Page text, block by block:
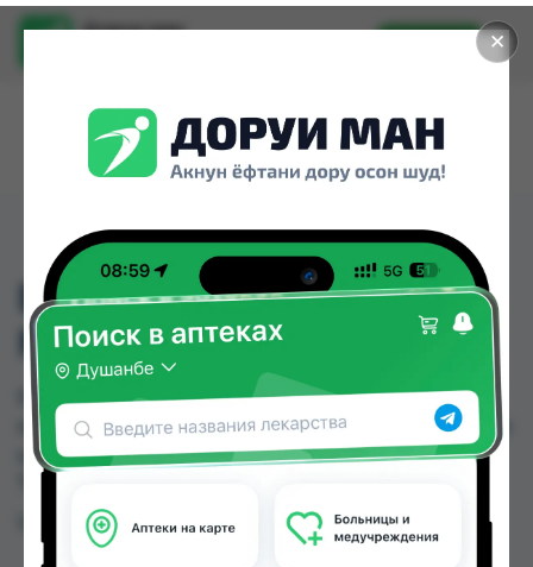
✕
Доруи ман
Установить
EVISSA МЫЛО РОЗА
№4
EVISSA МЫЛО РОЗА №4 можно купить или
заказать в аптеках, Ибн Хайян (Масрур-фарм) по
цене от 6.00 TJS в Душанбе и других городах
Цена: от6.00 TJS